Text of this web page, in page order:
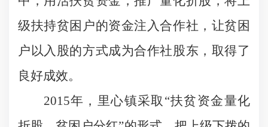
级扶持贫困户的资金注入合作社，让贫困
户以入股的方式成为合作社股东，取得了
良好成效。
2015年，里心镇采取“扶贫资金量化